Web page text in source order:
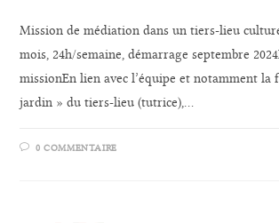
Mission de médiation dans un tiers-lieu
mois, 24h/semaine, démarrage septembre
missionEn lien avec l’équipe et notamment la
jardin » du tiers-lieu (tutrice),…
0 COMMENTAIRE